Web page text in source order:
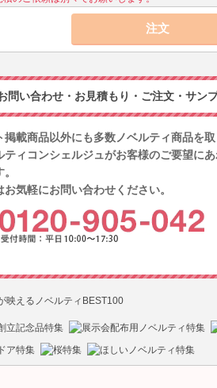
問い合わせ・お見積もり・ご注文・サン
掲載商品以外にも多数ノベルティ商品を取
ティコンシェルジュがお客様のご要望に
お気軽にお問い合わせください。